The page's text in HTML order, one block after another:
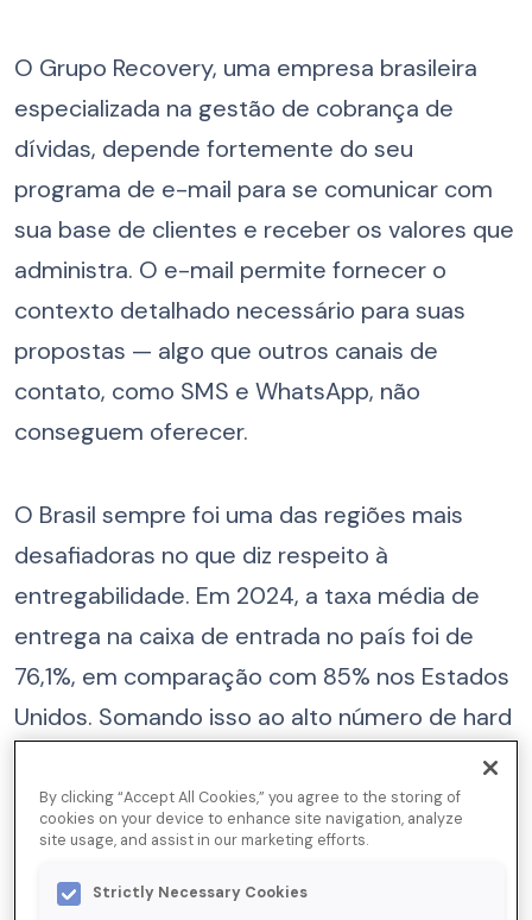
O Grupo Recovery, uma empresa brasileira
especializada na gestão de cobrança de
dívidas, depende fortemente do seu
programa de e-mail para se comunicar com
sua base de clientes e receber os valores que
administra. O e-mail permite fornecer o
contexto detalhado necessário para suas
propostas — algo que outros canais de
contato, como SMS e WhatsApp, não
conseguem oferecer.
O Brasil sempre foi uma das regiões mais
desafiadoras no que diz respeito à
entregabilidade. Em 2024, a taxa média de
entrega na caixa de entrada no país foi de
76,1%, em comparação com 85% nos Estados
Unidos. Somando isso ao alto número de hard
Recovery sabia que precisava de apoio
especializado em entregabilidade.
By clicking “Accept All Cookies,” you agree to the storing of
cookies on your device to enhance site navigation, analyze
site usage, and assist in our marketing efforts.
Strictly Necessary Cookies